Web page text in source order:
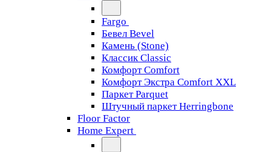
Fargo
Бевел Bevel
Камень (Stone)
Классик Classic
Комфорт Comfort
Комфорт Экстра Comfort XXL
Паркет Parquet
Штучный паркет Herringbone
Floor Factor
Home Expert